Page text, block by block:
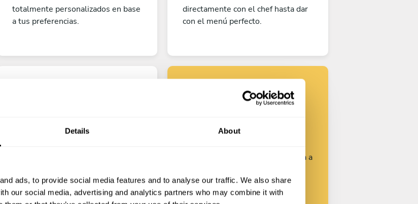
Details About
ads, to provide social media features and to analyse our traffic. We also share
our social media, advertising and analytics partners who may combine it with
totalmente personalizados en base
a tus preferencias.
directamente con el chef hasta dar
con el menú perfecto.
¡Todo listo! Ya solo queda contar
los días para disfrutar de la
Encuentra tu
chef
Personaliza tu solicitud y empieza a